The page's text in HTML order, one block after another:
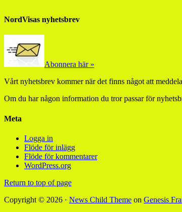
NordVisas nyhetsbrev
Abonnera här »
Vårt nyhetsbrev kommer när det finns något att
Om du har någon information du tror passar för
Meta
Logga in
Flöde för inlägg
Flöde för kommentarer
WordPress.org
Return to top of page
Copyright © 2026 · News Child Theme on Genesis